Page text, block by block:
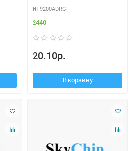
HT9200ADRG
2440
20.10р.
В корзину